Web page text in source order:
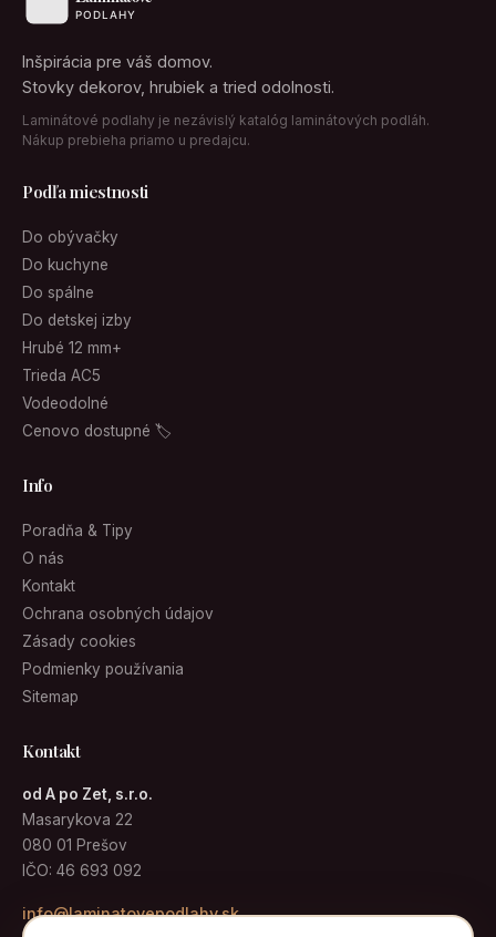
Inšpirácia pre váš domov.
Stovky dekorov, hrubiek a tried odolnosti.
Laminátové podlahy je nezávislý katalóg laminátových podláh.
Nákup prebieha priamo u predajcu.
Podľa miestnosti
Do obývačky
Do kuchyne
Do spálne
Do detskej izby
Hrubé 12 mm+
Trieda AC5
Vodeodolné
Cenovo dostupné 🏷
Info
Poradňa & Tipy
O nás
Kontakt
Ochrana osobných údajov
Zásady cookies
Podmienky používania
Sitemap
Kontakt
od A po Zet, s.r.o.
Masarykova 22
080 01 Prešov
IČO: 46 693 092
info@laminatovepodlahy.sk